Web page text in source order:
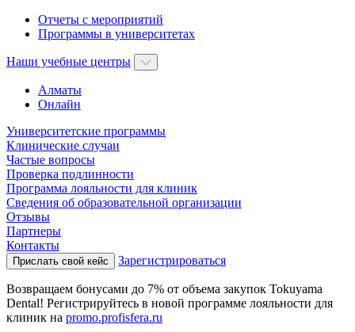
Отчеты с мероприятий
Программы в университетах
Наши учебные центры
Алматы
Онлайн
Университетские программы
Клинические случаи
Частые вопросы
Проверка подлинности
Программа лояльности для клиник
Сведения об образовательной организации
Отзывы
Партнеры
Контакты
Прислать свой кейс Зарегистрироваться
Возвращаем бонусами до 7% от объема закупок Tokuyama
Dental! Регистрируйтесь в новой программе лояльности для
клиник на promo.profisfera.ru